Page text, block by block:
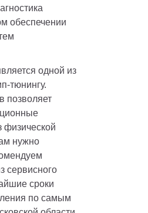
обеспечении
одной из
тюнингу.
позволяет
физической
нужно
сервисного
сроки
по самым